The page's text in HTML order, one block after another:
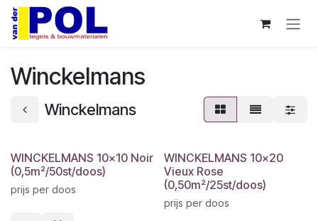
Overslaan naar inhoud
Winckelmans
Winckelmans
WINCKELMANS 10x10 Noir
(0,5m²/50st/doos)
prijs per doos
WINCKELMANS 10x20
Vieux Rose
(0,50m²/25st/doos)
prijs per doos